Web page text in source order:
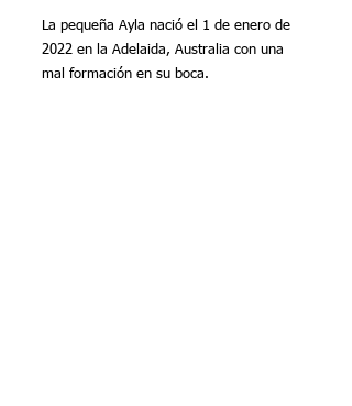
La pequeña Ayla nació el 1 de enero de
2022 en la Adelaida, Australia con una
mal formación en su boca.